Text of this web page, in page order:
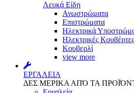
Λευκά Είδη
Ανωστρώματα
Επιστρώματα
Ηλεκτρικά
Ηλεκτρικές Κουβέρτες
Κουβερλί
view more
ΕΡΓΑΛΕΙΑ
ΔΕΣ ΜΕΡΙΚΑ ΑΠΌ ΤΑ